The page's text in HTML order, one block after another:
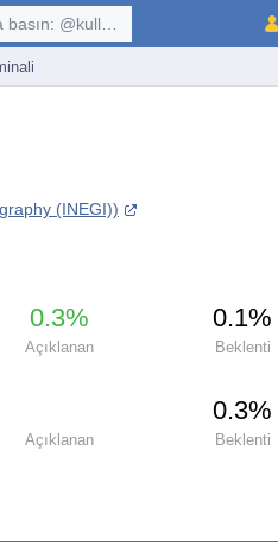
@kullanıcı, $sembol, ...
(INEGI))
0.3% 0.1%
Açıklanan Beklenti
0.3%
Açıklanan Beklenti